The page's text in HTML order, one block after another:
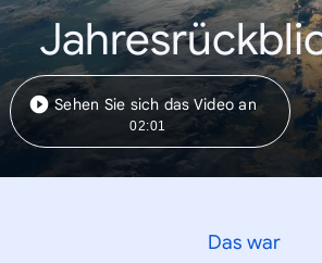
Sehen Sie sich das Video an
02:01
Das war